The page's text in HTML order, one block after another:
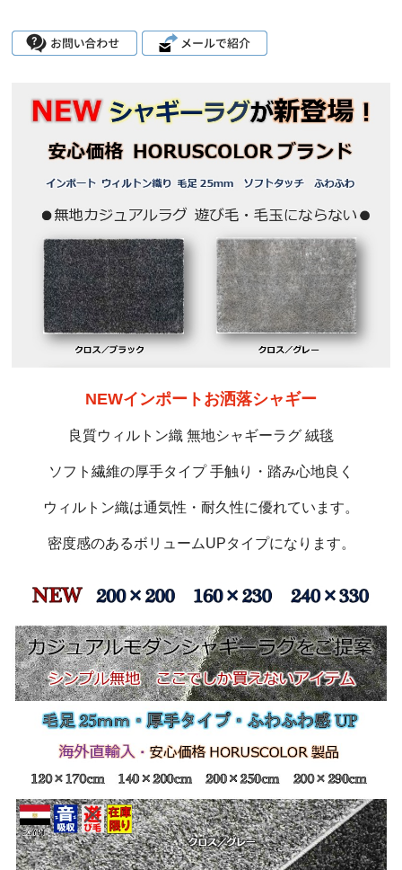
NEWインポートお洒落シャギー
良質ウィルトン織 無地シャギーラグ 絨毯
ソフト繊維の厚手タイプ 手触り・踏み心地良く
ウィルトン織は通気性・耐久性に優れています。
密度感のあるボリュームUPタイプになります。